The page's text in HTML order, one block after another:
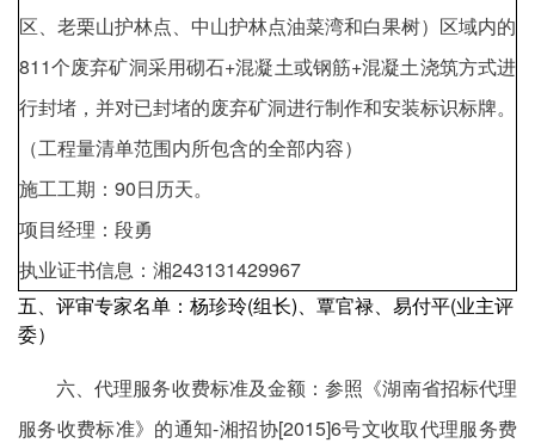
区、老栗山护林点、中山护林点油菜湾和白果树）区域内的
811个废弃矿洞采用砌石+混凝土或钢筋+混凝土浇筑方式进
行封堵，并对已封堵的废弃矿洞进行制作和安装标识标牌。
（工程量清单范围内所包含的全部内容）
施工工期：90日历天。
项目经理：段勇
执业证书信息：湘243131429967
五、评审专家名单：杨珍玲(组长)、覃官禄、易付平(业主评
委）
六、代理服务收费标准及金额：参照《湖南省招标代理
服务收费标准》的通知-湘招协[2015]6号文收取代理服务费